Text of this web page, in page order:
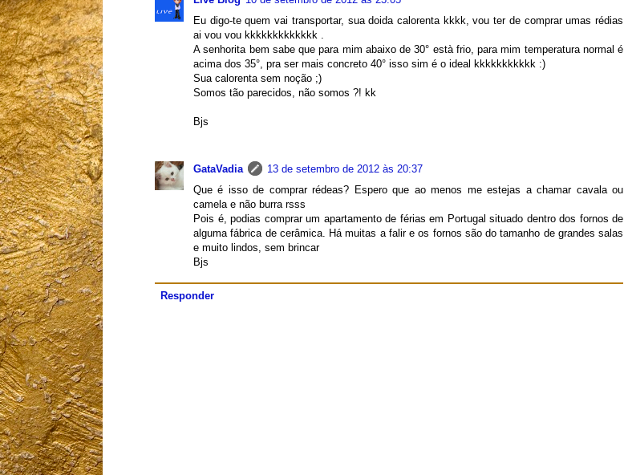
Eu digo-te quem vai transportar, sua doida calorenta kkkk, vou ter de comprar umas rédias
ai vou vou kkkkkkkkkkkkk .
A senhorita bem sabe que para mim abaixo de 30° està frio, para mim temperatura normal é
acima dos 35°, pra ser mais concreto 40° isso sim é o ideal kkkkkkkkkkk :)
Sua calorenta sem noção ;)
Somos tão parecidos, não somos ?! kk
Bjs
GataVadia
13 de setembro de 2012 às 20:37
Que é isso de comprar rédeas? Espero que ao menos me estejas a chamar cavala ou
camela e não burra rsss
Pois é, podias comprar um apartamento de férias em Portugal situado dentro dos fornos de
alguma fábrica de cerâmica. Há muitas a falir e os fornos são do tamanho de grandes salas
e muito lindos, sem brincar
Bjs
Responder